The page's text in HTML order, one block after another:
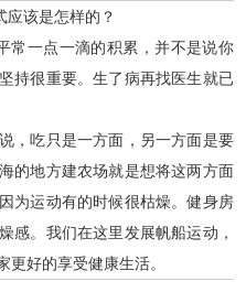
应该是怎样的？
一点一滴的积累，并不是说你
持很重要。生了病再找医生就已
吃只是一方面，另一方面是要
的地方建农场就是想将这两方面
为运动有的时候很枯燥。健身房
感。我们在这里发展帆船运动，
好的享受健康生活。